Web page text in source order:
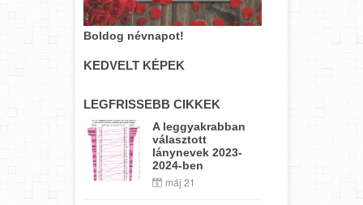
Boldog névnapot!
KEDVELT KÉPEK
LEGFRISSEBB CIKKEK
A leggyakrabban
választott
lánynevek 2023-
2024-ben
máj 21